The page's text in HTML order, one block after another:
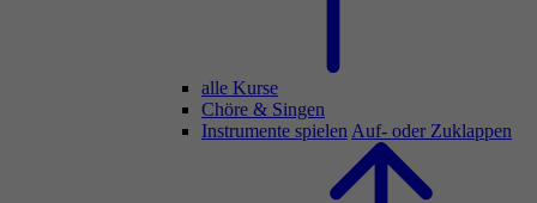
alle Kurse
Chöre & Singen
Instrumente spielen Auf- oder Zuklappen